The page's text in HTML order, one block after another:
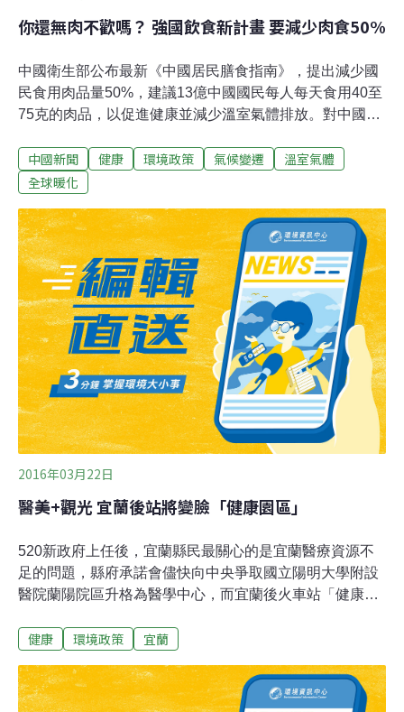
你還無肉不歡嗎？ 強國飲食新計畫 要減少肉食50%
中國衛生部公布最新《中國居民膳食指南》，提出減少國
民食用肉品量50%，建議13億中國國民每人每天食用40至
75克的肉品，以促進健康並減少溫室氣體排放。對中國人
BY-NC-ND 2.0）。富裕國家愛吃肉 中國新富階級也將
「跟上」若能遵守這份指南，中國畜牧業排放的二氧化碳
噸。對中國人而言，肉品已從過去的奢侈品變成日常主
食。1982年，平均每個中國人一年只吃13公斤的肉，而牛
肉更是有錢人才吃得起的珍稀肉品。中國成為全球經濟強
權之一後，新富階級國民的飲食習慣大幅改變，現在每個
中國人每年要吃63公斤的肉。照此成長速度，到了2030
年，中國每人每年會吃掉93公斤的肉。新的指南則可減少
至每人每年14至27公斤。
中國新聞 健康 環境政策 氣候變遷
溫室氣體
全球暖化
2016年03月22日
醫美+觀光 宜蘭後站將變臉「健康園區」
520新政府上任後，宜蘭縣民最關心的是宜蘭醫療資源不
足的問題，縣府承諾會儘快向中央爭取國立陽明大學附設
醫院蘭陽院區升格為醫學中心，而宜蘭後火車站「健康休
引進觀光、醫美和健康住宅等複合式產業，帶動整體發
極向中央爭取陽大附醫升格為「醫學中心」，不僅醫療設
備提升，更要發展陽大附醫周邊成為「生物醫學產業特定
健康 環境政策 宜蘭